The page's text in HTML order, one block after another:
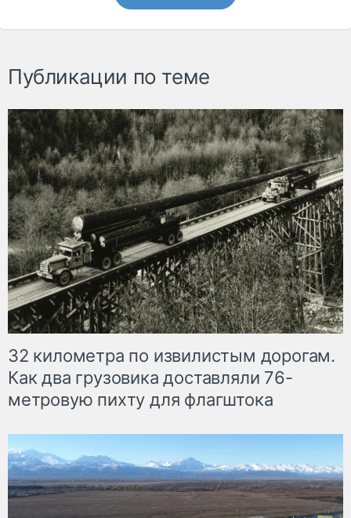
Публикации по теме
32 километра по извилистым дорогам.
Как два грузовика доставляли 76-
метровую пихту для флагштока